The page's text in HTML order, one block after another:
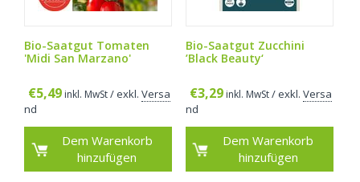
Bio-Saatgut Tomaten
'Midi San Marzano'
€5,49 inkl. MwSt/ exkl. Versa
nd
Dem Warenkorb
hinzufügen
Bio-Saatgut Zucchini
’Black Beauty‘
€3,29 inkl. MwSt / exkl. Versa
nd
Dem Warenkorb
hinzufügen